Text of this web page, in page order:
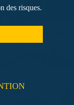
des risques.